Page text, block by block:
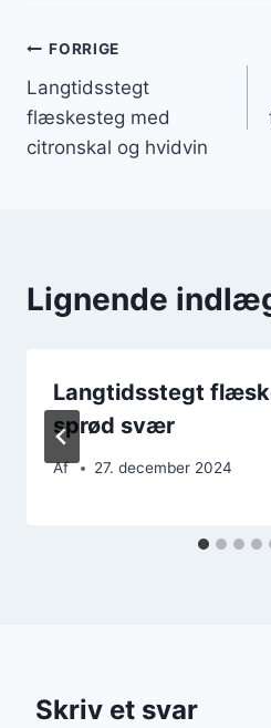
FORRIGE
Langtidsstegt
flæskesteg med
citronskal og hvidvin
Lignende
Langtidsstegt
sprød svær
Af 27. december 2024
Skriv et svar